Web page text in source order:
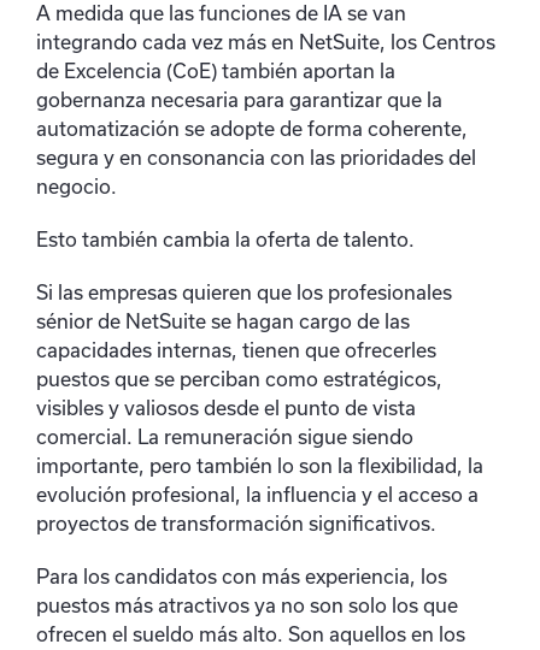
A medida que las funciones de IA se van
integrando cada vez más en NetSuite, los Centros
de Excelencia (CoE) también aportan la
gobernanza necesaria para garantizar que la
automatización se adopte de forma coherente,
segura y en consonancia con las prioridades del
negocio.
Esto también cambia la oferta de talento.
Si las empresas quieren que los profesionales
sénior de NetSuite se hagan cargo de las
capacidades internas, tienen que ofrecerles
puestos que se perciban como estratégicos,
visibles y valiosos desde el punto de vista
comercial. La remuneración sigue siendo
importante, pero también lo son la flexibilidad, la
evolución profesional, la influencia y el acceso a
proyectos de transformación significativos.
Para los candidatos con más experiencia, los
puestos más atractivos ya no son solo los que
ofrecen el sueldo más alto. Son aquellos en los